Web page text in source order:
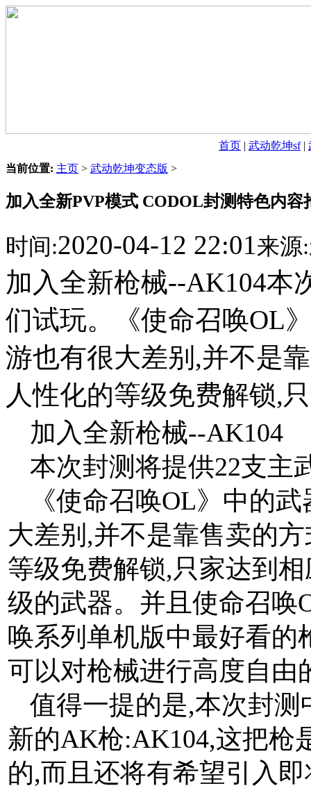
首页 | 武动乾坤sf|
当前位置: 主页 > 武动乾坤变态版 >
加入全新PVP模式 CODOL封测特色内容
时间:2020-04-12 22:01来源:
加入全新枪械--AK104本
们试玩。《使命召唤OL
游也有很大差别,并不是
人性化的等级免费解锁,
加入全新枪械--AK104
本次封测将提供22支主
《使命召唤OL》中的
大差别,并不是靠售卖的
等级免费解锁,只家达到
级的武器。并且使命召唤
唤系列单机版中最好看的
可以对枪械进行高度自由
值得一提的是,本次封
新的AK枪:AK104,这把枪
的,而且还将有希望引入